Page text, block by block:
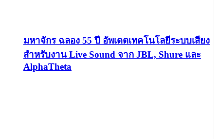
มหาจักร ฉลอง 55 ปี อัพเดตเทคโนโลยีระบบเสียง
สำหรับงาน Live Sound จาก JBL, Shure และ
AlphaTheta